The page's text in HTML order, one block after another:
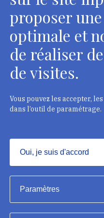
Contacts
Département des
124 rue Henri Barbusse -
Contacts
Institut national
proposer
optimale et
de réaliser
de visites.
Vous pouvez les accepter,
dans l’outil de paramétrage.
Oui, je suis d'accord
Masquer
Paramètres